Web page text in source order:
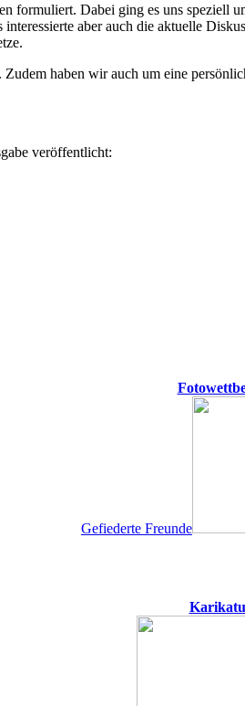
formuliert. Dabei ging es uns
aber auch die aktuelle
haben wir auch um eine
veröffentlicht:
Gefiederte Freunde